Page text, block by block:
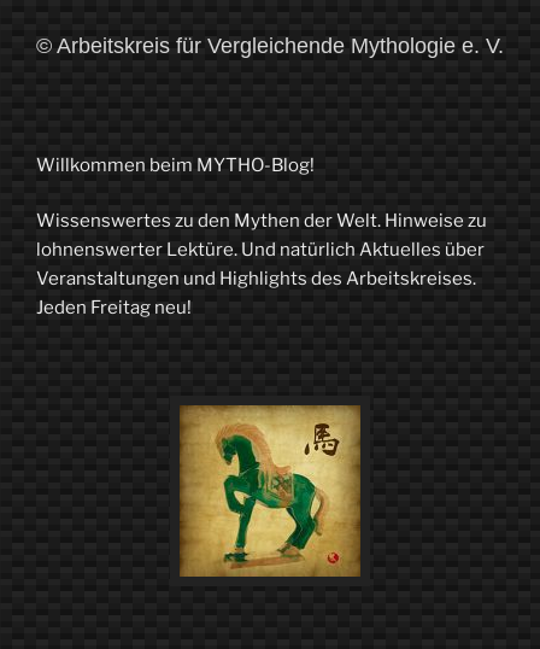
© Arbeitskreis für Vergleichende Mythologie e. V.
Willkommen beim MYTHO-Blog!
Wissenswertes zu den Mythen der Welt. Hinweise zu
lohnenswerter Lektüre. Und natürlich Aktuelles über
Veranstaltungen und Highlights des Arbeitskreises.
Jeden Freitag neu!